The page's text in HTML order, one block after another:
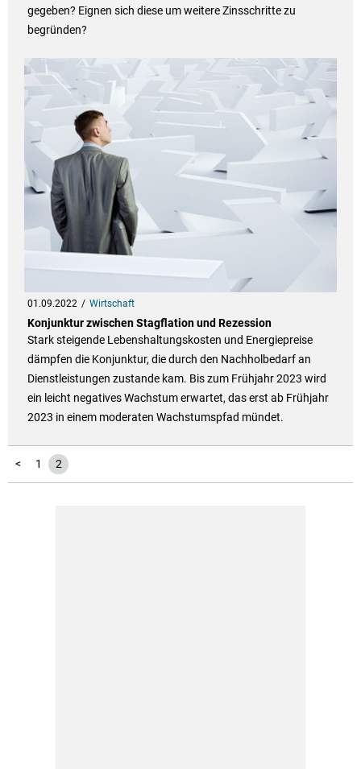
gegeben? Eignen sich diese um weitere Zinsschritte zu
begründen?
01.09.2022 Wirtschaft
Konjunktur zwischen Stagflation und Rezession
Stark steigende Lebenshaltungskosten und Energiepreise
dämpfen die Konjunktur, die durch den Nachholbedarf an
Dienstleistungen zustande kam. Bis zum Frühjahr 2023 wird
ein leicht negatives Wachstum erwartet, das erst ab Frühjahr
2023 in einem moderaten Wachstumspfad mündet.
< 1 2